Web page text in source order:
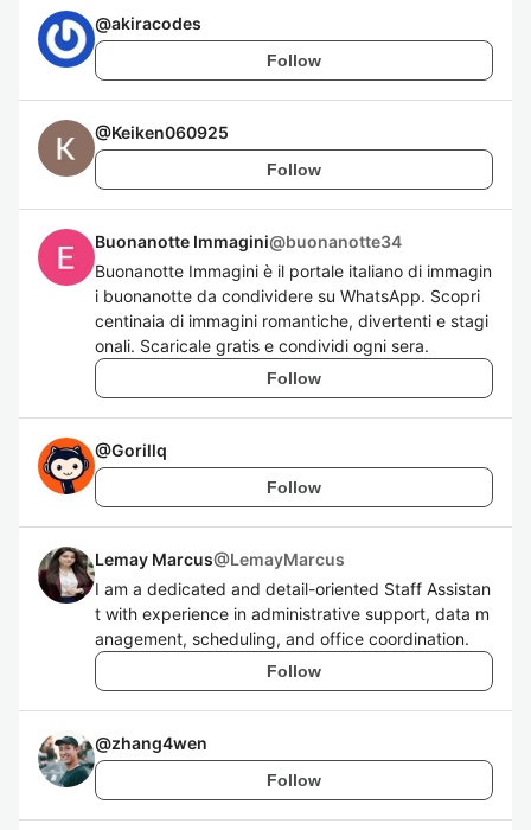
@akiracodes
Follow
@Keiken060925
Follow
Buonanotte Immagini@buonanotte34
Buonanotte Immagini è il portale italiano di immagin
i buonanotte da condividere su WhatsApp. Scopri
centinaia di immagini romantiche, divertenti e stagi
onali. Scaricale gratis e condividi ogni sera.
Follow
@Gorillq
Follow
Lemay Marcus@LemayMarcus
I am a dedicated and detail-oriented Staff Assistan
t with experience in administrative support, data m
anagement, scheduling, and office coordination.
Follow
@zhang4wen
Follow